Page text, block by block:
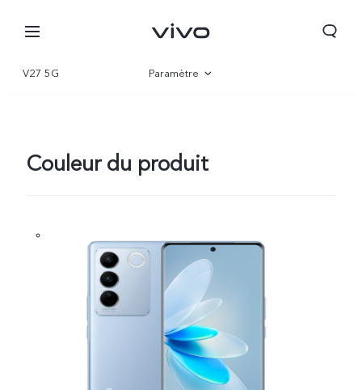
Tunisia | Veuillez sélectionner le pays/la région
V27 5G Paramètre
Couleur du produit